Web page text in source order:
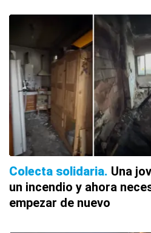
Colecta solidaria Una
un incendio y ahora
empezar de nuevo